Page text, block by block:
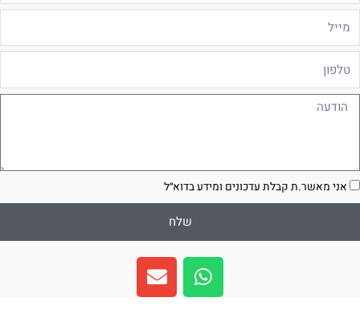
אני מאשר.ת קבלת עדכונים ומידע בדוא״ל
שלח
W
h
a
E
n
v